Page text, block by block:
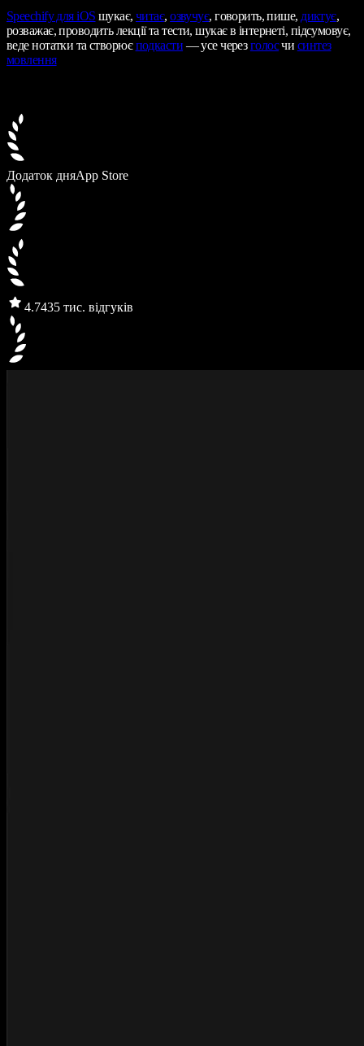
Speechifyдля iOS шукає,читає,озвучує, говорить, пише,диктує,
розважає, проводить лекції та тести, шукає в інтернеті, підсумовує,
веде нотатки та створюєподкасти — усе черезголосчи синтез
мовлення
Додаток дняApp Store
4.7435 тис. відгуків